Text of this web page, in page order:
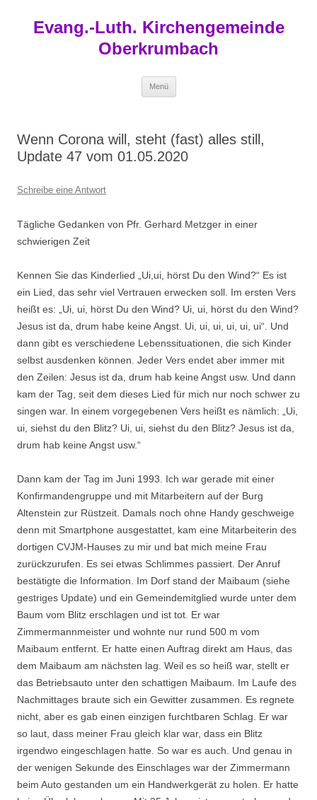
springen
Evang.-Luth. Kirchengemeinde
Oberkrumbach
Menü
Wenn Corona will, steht (fast) alles still,
Update 47 vom 01.05.2020
Schreibe eine Antwort
Tägliche Gedanken von Pfr. Gerhard Metzger in einer
schwierigen Zeit
Kennen Sie das Kinderlied „Ui,ui, hörst Du den Wind?“ Es ist
ein Lied, das sehr viel Vertrauen erwecken soll. Im ersten Vers
heißt es: „Ui, ui, hörst Du den Wind? Ui, ui, hörst du den Wind?
Jesus ist da, drum habe keine Angst. Ui, ui, ui, ui, ui, ui“. Und
dann gibt es verschiedene Lebenssituationen, die sich Kinder
selbst ausdenken können. Jeder Vers endet aber immer mit
den Zeilen: Jesus ist da, drum hab keine Angst usw. Und dann
kam der Tag, seit dem dieses Lied für mich nur noch schwer zu
singen war. In einem vorgegebenen Vers heißt es nämlich: „Ui,
ui, siehst du den Blitz? Ui, ui, siehst du den Blitz? Jesus ist da,
drum hab keine Angst usw.“
Dann kam der Tag im Juni 1993. Ich war gerade mit einer
Konfirmandengruppe und mit Mitarbeitern auf der Burg
Altenstein zur Rüstzeit. Damals noch ohne Handy geschweige
denn mit Smartphone ausgestattet, kam eine Mitarbeiterin des
dortigen CVJM-Hauses zu mir und bat mich meine Frau
zurückzurufen. Es sei etwas Schlimmes passiert. Der Anruf
bestätigte die Information. Im Dorf stand der Maibaum (siehe
gestriges Update) und ein Gemeindemitglied wurde unter dem
Baum vom Blitz erschlagen und ist tot. Er war
Zimmermannmeister und wohnte nur rund 500 m vom
Maibaum entfernt. Er hatte einen Auftrag direkt am Haus, das
dem Maibaum am nächsten lag. Weil es so heiß war, stellt er
das Betriebsauto unter den schattigen Maibaum. Im Laufe des
Nachmittages braute sich ein Gewitter zusammen. Es regnete
nicht, aber es gab einen einzigen furchtbaren Schlag. Er war
so laut, dass meiner Frau gleich klar war, dass ein Blitz
irgendwo eingeschlagen hatte. So war es auch. Und genau in
der wenigen Sekunde des Einschlages war der Zimmermann
beim Auto gestanden um ein Handwerkgerät zu holen. Er hatte